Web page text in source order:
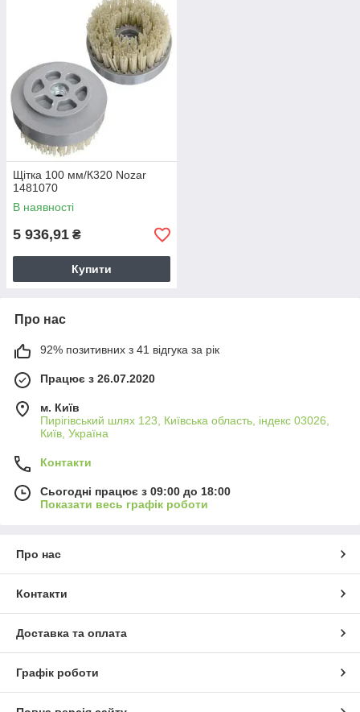
Щітка 100 мм/К320 Nozar
1481070
В наявності
5 936,91 ₴
Купити
Про нас
92% позитивних з 41 відгука за рік
Працює з 26.07.2020
м. Київ
Пирігівський шлях 123, Київська область, індекс 03026,
Київ, Україна
Контакти
Сьогодні працює з 09:00 до 18:00
Показати весь графік роботи
Про нас
Контакти
Доставка та оплата
Графік роботи